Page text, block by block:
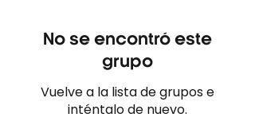
No se encontró este
grupo
Vuelve a la lista de grupos e
inténtalo de nuevo.